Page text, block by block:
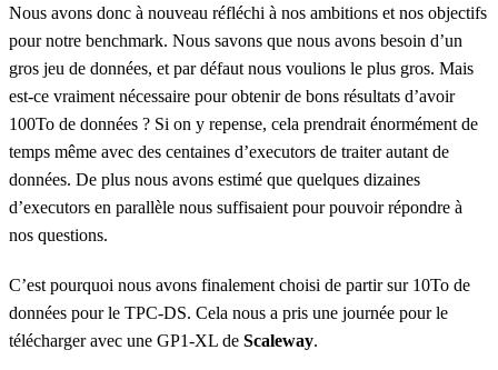
Nous avons donc à nouveau réfléchi à nos ambitions et nos objectifs
pour notre benchmark. Nous savons que nous avons besoin d’un
gros jeu de données, et par défaut nous voulions le plus gros. Mais
est-ce vraiment nécessaire pour obtenir de bons résultats d’avoir
100To de données ? Si on y repense, cela prendrait énormément de
temps même avec des centaines d’executors de traiter autant de
données. De plus nous avons estimé que quelques dizaines
d’executors en parallèle nous suffisaient pour pouvoir répondre à
nos questions.
C’est pourquoi nous avons finalement choisi de partir sur 10To de
données pour le TPC-DS. Cela nous a pris une journée pour le
télécharger avec une GP1-XL de Scaleway.